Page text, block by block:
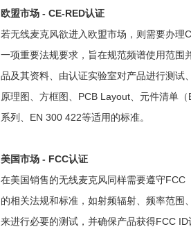
欧盟市场 - CE-RED认证
若无线麦克风欲进入欧盟市场，则需要办
一项重要法规要求，旨在规范频谱使用范围
品及其资料、由认证实验室对产品进行测试
原理图、方框图、PCB Layout、元件清单
系列、EN 300 422等适用的标准。
美国市场 - FCC认证
在美国销售的无线麦克风同样需要遵守
的相关法规和标准，如射频辐射、频率范
来进行必要的测试，并确保产品获得FCC